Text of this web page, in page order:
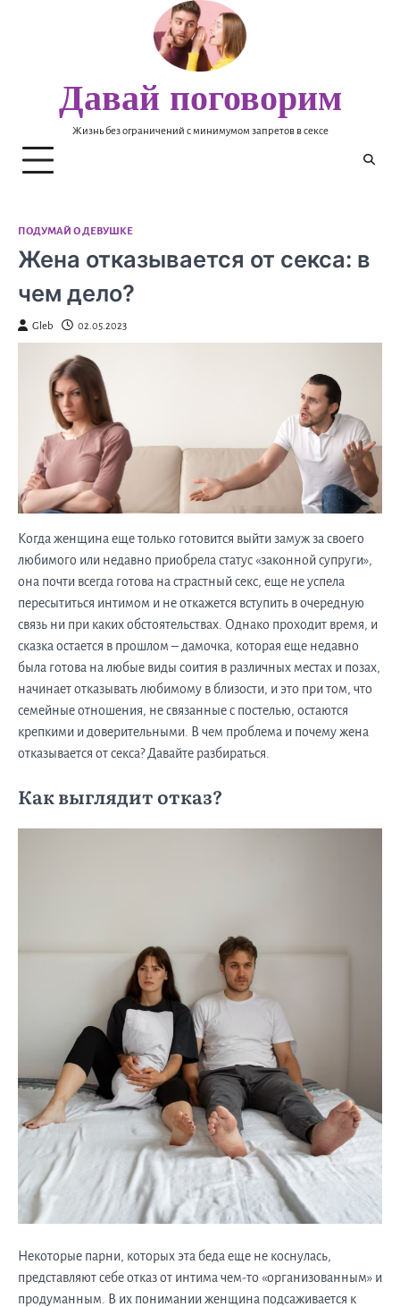
Давай поговорим
Жизнь без ограничений с минимумом запретов в сексе
ПОДУМАЙ О ДЕВУШКЕ
Жена отказывается от секса: в
чем дело?
Gleb 02.05.2023
Когда женщина еще только готовится выйти замуж за своего
любимого или недавно приобрела статус «законной супруги»,
она почти всегда готова на страстный секс, еще не успела
пересытиться интимом и не откажется вступить в очередную
связь ни при каких обстоятельствах. Однако проходит время, и
сказка остается в прошлом – дамочка, которая еще недавно
была готова на любые виды соития в различных местах и позах,
начинает отказывать любимому в близости, и это при том, что
семейные отношения, не связанные с постелью, остаются
крепкими и доверительными. В чем проблема и почему жена
отказывается от секса? Давайте разбираться.
Как выглядит отказ?
Некоторые парни, которых эта беда еще не коснулась,
представляют себе отказ от интима чем-то «организованным» и
продуманным. В их понимании женщина подсаживается к